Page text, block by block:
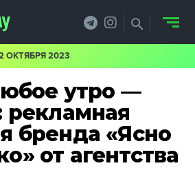
утро —
рекламная
бренда «Ясно
от агентства
ОКТЯБРЯ 2023
НОВОСТИ
КЕЙСЫ